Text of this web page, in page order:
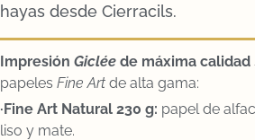
hayas desde Cierracils.
Impresión Giclée de máxima calidad
papeles Fine Art de alta gama:
·Fine Art Natural 230 g: papel de
liso y mate.